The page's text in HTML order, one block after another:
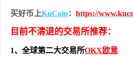
买好币上KuCoin ： https://
目前不清退的交易所推荐：
1、全球第二大交易所OKX欧意